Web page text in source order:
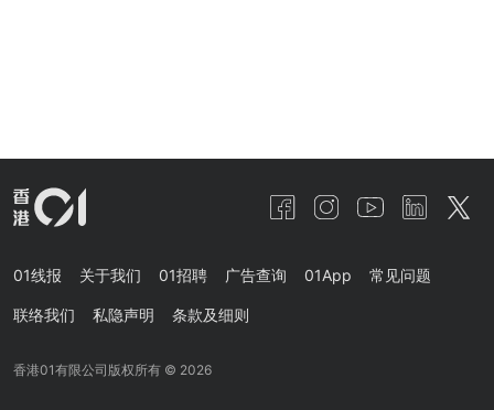
01线报 关于我们 01招聘 广告查询 01App 常见问题
联络我们 私隐声明 条款及细则
香港01有限公司版权所有 © 2026